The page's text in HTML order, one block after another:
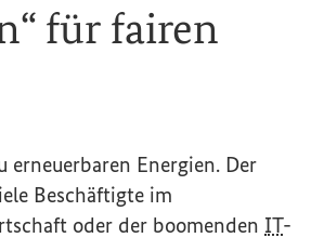
“ für fairen
Energien. Der
Beschäftigte im
oder der boomenden IT-